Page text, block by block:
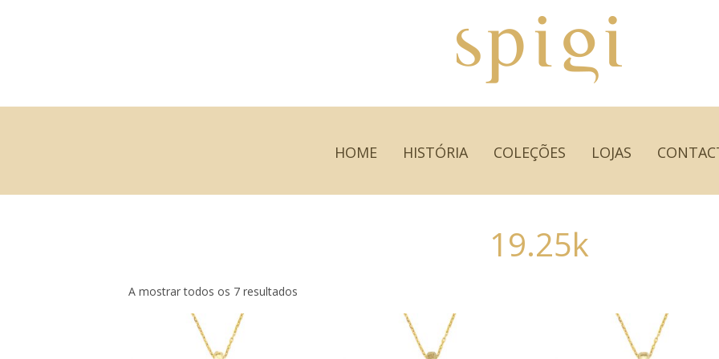
HOME HISTÓRIA COLEÇÕES LOJAS
19.25k
A mostrar todos os 7 resultados